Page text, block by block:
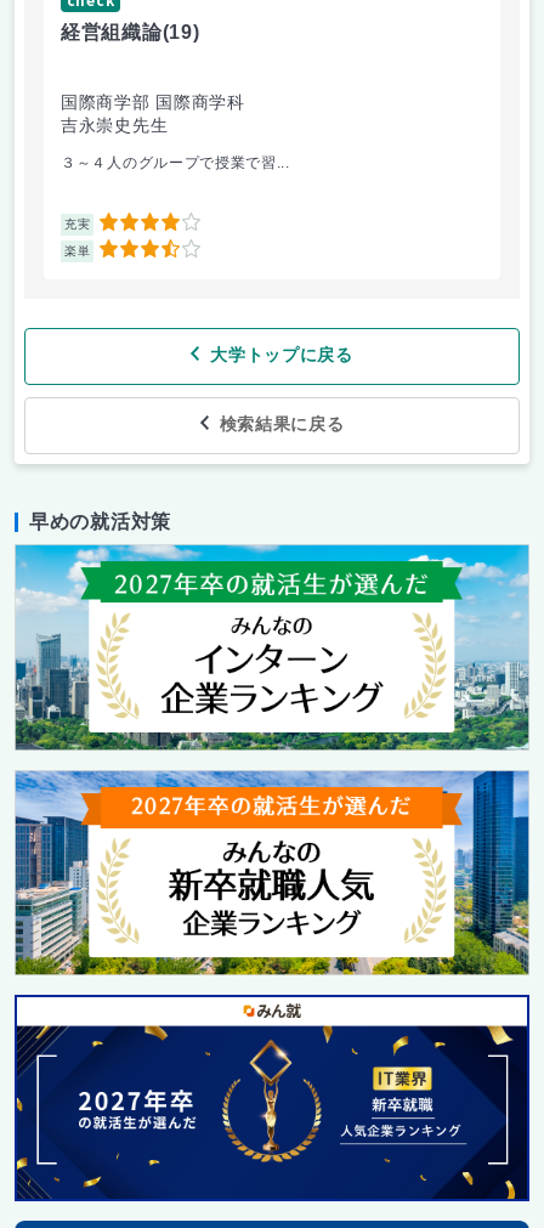
経営組織論(19)
国際商学部 国際商学科
吉永崇史先生
３～４人のグループで授業で習...
充実 4
楽単 3.5
大学トップに戻る
検索結果に戻る
早めの就活対策